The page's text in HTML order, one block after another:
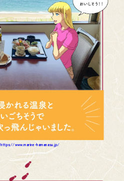
https://www.marine-hamanasu.jp/